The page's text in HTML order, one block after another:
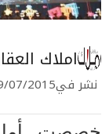
املاك
نشر في07/2015